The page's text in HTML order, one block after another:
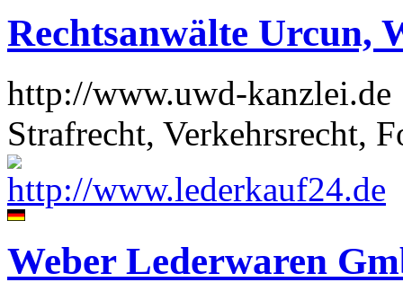
Rechtsanwälte Urcun,
http://www.uwd-kanzlei.de
Strafrecht, Verkehrsrecht,
Weber Lederwaren